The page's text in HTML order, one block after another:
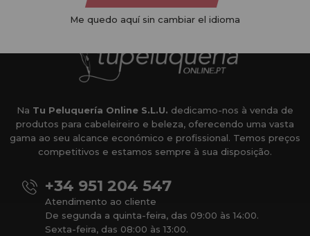
Na Tu Peluquería Online S.L.U. dedicamo-nos à venda de
produtos para cabeleireiro e beleza, oferecendo uma vasta
gama ao seu alcance económico e profissional. Temos preços
competitivos e estamos sempre à sua disposição.
+34 951 204 547
Atendimento ao cliente
De segunda a quinta-feira, das 09:00 às 14:00.
Sexta-feira, das 08:00 às 13:00.
Me quedo aquí sin cambiar el idioma